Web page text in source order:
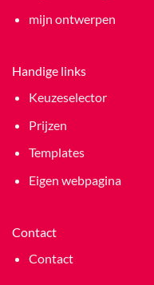
mijn ontwerpen
Handige links
Keuzeselector
Prijzen
Templates
Eigen webpagina
Contact
Contact